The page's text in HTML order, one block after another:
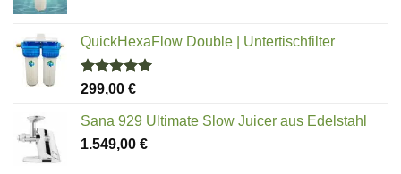
QuickHexaFlow Double | Untertischfilter
Bewertet
5.00
von 5
299,00 €
Sana 929 Ultimate Slow Juicer aus Edelstahl
1.549,00 €